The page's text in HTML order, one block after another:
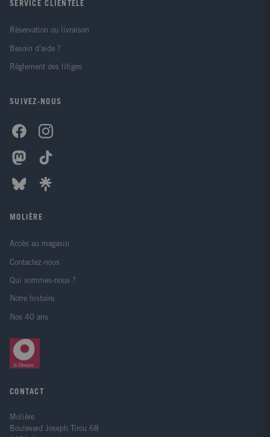
SERVICE CLIENTÈLE
Réservation ou livraison
Besoin d'aide ?
Règlement des litiges
SUIVEZ-NOUS
MOLIÈRE
Accès au magasin
Contactez-nous
Qui sommes-nous ?
Notre histoire
Nos 40 ans
CONTACT
Molière
Boulevard Joseph Tirou 68